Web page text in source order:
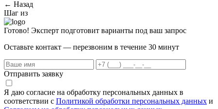
← Назад
Шаг из
Готово! Эксперт подготовит варианты под ваш запрос
Оставьте контакт — перезвоним в течение 30 минут
Отправить заявку
Я даю согласие на обработку персональных данных в
соответствии с Политикой обработки персональных данных и